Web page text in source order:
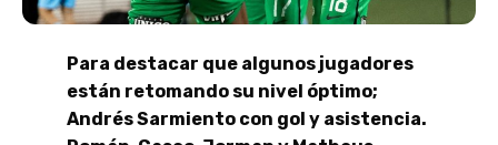
Para destacar que algunos jugadores
están retomando su nivel óptimo;
Andrés Sarmiento con gol y asistencia.